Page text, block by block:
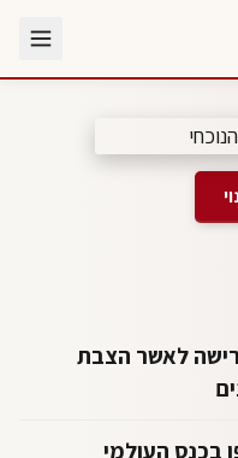
לאשר הצבת
בכנס העולמי